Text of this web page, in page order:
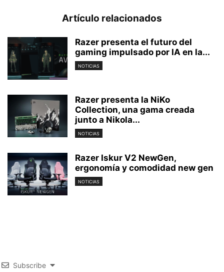
Artículo relacionados
Razer presenta el futuro del
gaming impulsado por IA en la...
NOTICIAS
Razer presenta la NiKo
Collection, una gama creada
junto a Nikola...
NOTICIAS
Razer Iskur V2 NewGen,
ergonomía y comodidad new gen
NOTICIAS
Subscribe